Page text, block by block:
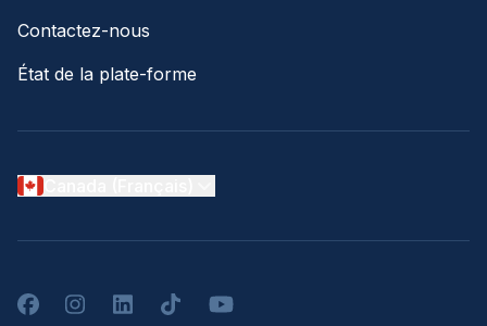
Contactez-nous
État de la plate-forme
FacebookInstagramLinkedInTikTokYouTube